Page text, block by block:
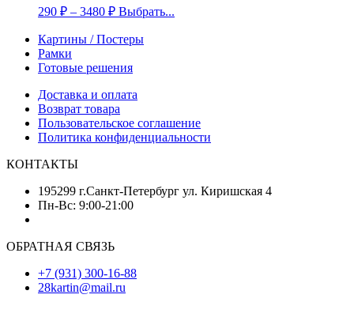
290 ₽ – 3480 ₽ Выбрать...
Картины / Постеры
Рамки
Готовые решения
Доставка и оплата
Возврат товара
Пользовательское соглашение
Политика конфиденциальности
КОНТАКТЫ
195299 г.Санкт-Петербург ул. Киришская 4
Пн-Вс: 9:00-21:00
ОБРАТНАЯ СВЯЗЬ
+7 (931) 300-16-88
28kartin@mail.ru